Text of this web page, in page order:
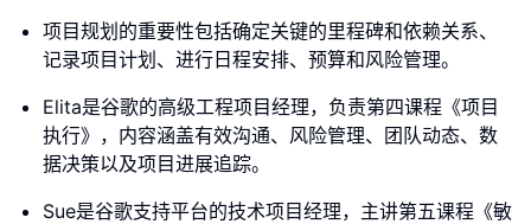
项目规划的重要性包括确定关键的里程碑和依赖关系、
记录项目计划、进行日程安排、预算和风险管理。
Elita是谷歌的高级工程项目经理，负责第四课程《项目
执行》，内容涵盖有效沟通、风险管理、团队动态、数
据决策以及项目进展追踪。
Sue是谷歌支持平台的技术项目经理，主讲第五课程《敏